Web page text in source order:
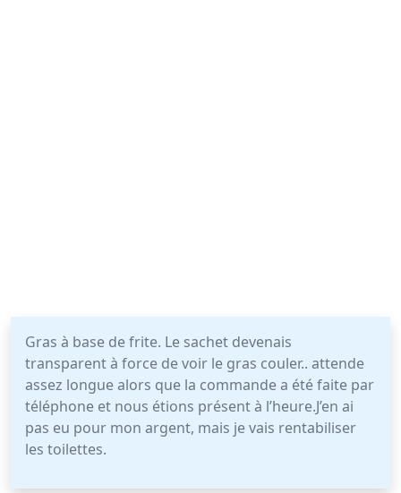
Gras à base de frite. Le sachet devenais
transparent à force de voir le gras couler.. attende
assez longue alors que la commande a été faite par
téléphone et nous étions présent à l’heure.J’en ai
pas eu pour mon argent, mais je vais rentabiliser
les toilettes.